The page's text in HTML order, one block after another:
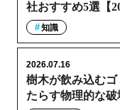
社おすすめ5選【
知識
樹木が飲み込む
たらす物理的な破
2026.07.16